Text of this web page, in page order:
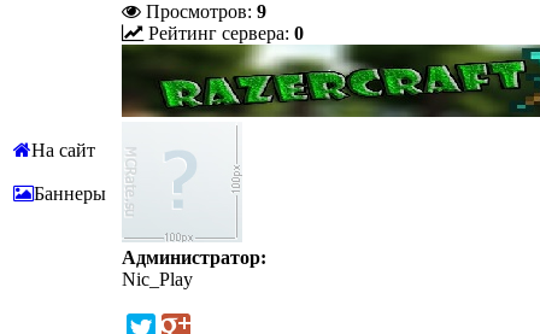
На сайт
Баннеры
Просмотров: 9
Рейтинг сервера: 0
Администратор:
Nic_Play